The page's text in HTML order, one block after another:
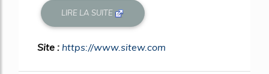
LIRE LA SUITE
Site : https://www.sitew.com